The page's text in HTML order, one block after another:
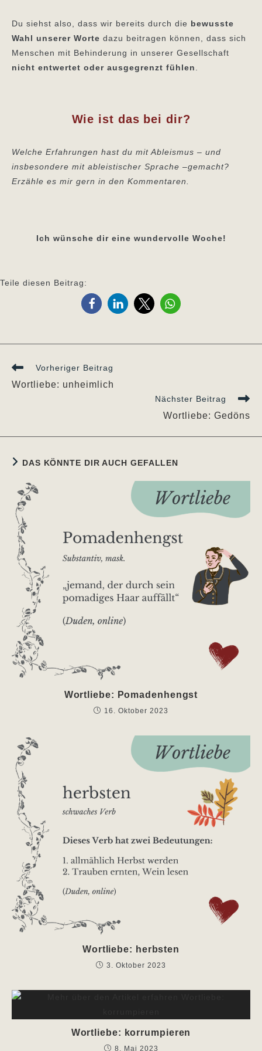
Du siehst also, dass wir bereits durch die bewusste
Wahl unserer Worte dazu beitragen können, dass sich
Menschen mit Behinderung in unserer Gesellschaft
nicht entwertet oder ausgegrenzt fühlen
Wie ist das bei dir?
Welche Erfahrungen hast du mit Ableismus – und
insbesondere mit ableistischer Sprache –gemacht?
Erzähle es mir gern in den Kommentaren.
Ich wünsche dir eine wundervolle Woche!
Teile diesen Beitrag:
Weitere
ansehen
Vorheriger Beitrag
Wortliebe: unheimlich
Nächster Beitrag
Wortliebe: Gedöns
DAS KÖNNTE DIR AUCH GEFALLEN
Wortliebe: Pomadenhengst
16. Oktober 2023
Wortliebe: herbsten
3. Oktober 2023
Wortliebe: korrumpieren
8. Mai 2023